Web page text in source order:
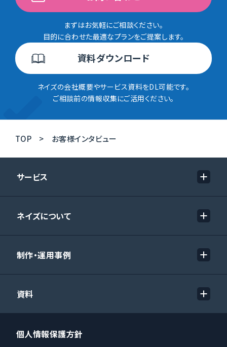
まずはお気軽にご相談ください。
目的に合わせた最適なプランをご提案します。
資料ダウンロード
ネイズの会社概要やサービス資料をDL可能です。
ご相談前の情報収集にご活用ください。
TOP お客様インタビュー
サービス
ネイズについて
制作・運用事例
資料
個人情報保護方針